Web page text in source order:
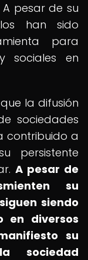
A pesar de su
han sido
para
sociales en
la difusión
sociedades
contribuido a
persistente
A pesar de
su
siendo
en diversos
su
sociedad